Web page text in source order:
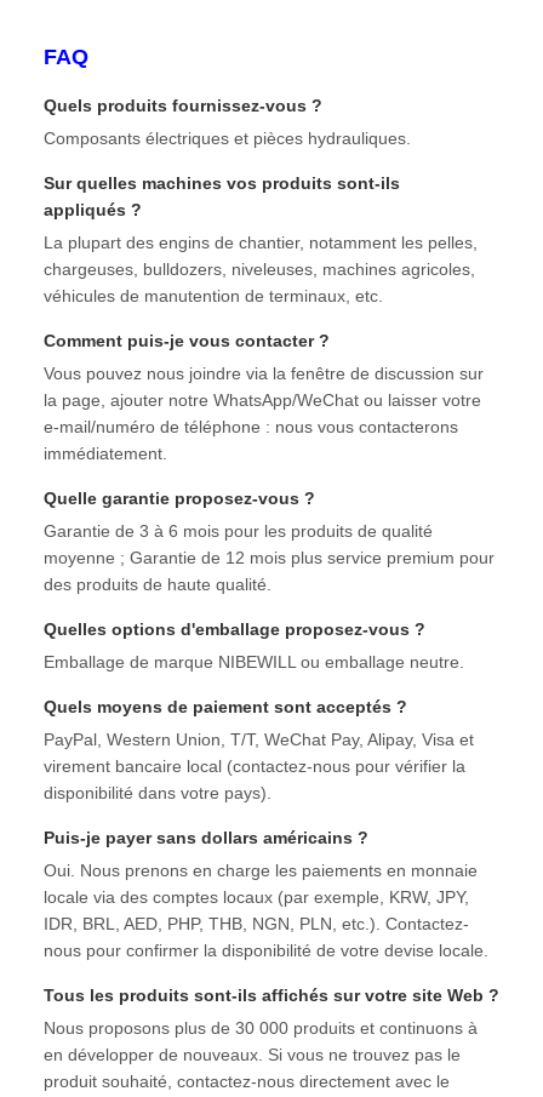
FAQ
Quels produits fournissez-vous ?
Composants électriques et pièces hydrauliques.
Sur quelles machines vos produits sont-ils
appliqués ?
La plupart des engins de chantier, notamment les pelles,
chargeuses, bulldozers, niveleuses, machines agricoles,
véhicules de manutention de terminaux, etc.
Comment puis-je vous contacter ?
Vous pouvez nous joindre via la fenêtre de discussion sur
la page, ajouter notre WhatsApp/WeChat ou laisser votre
e-mail/numéro de téléphone : nous vous contacterons
immédiatement.
Quelle garantie proposez-vous ?
Garantie de 3 à 6 mois pour les produits de qualité
moyenne ; Garantie de 12 mois plus service premium pour
des produits de haute qualité.
Quelles options d'emballage proposez-vous ?
Emballage de marque NIBEWILL ou emballage neutre.
Quels moyens de paiement sont acceptés ?
PayPal, Western Union, T/T, WeChat Pay, Alipay, Visa et
virement bancaire local (contactez-nous pour vérifier la
disponibilité dans votre pays).
Puis-je payer sans dollars américains ?
Oui. Nous prenons en charge les paiements en monnaie
locale via des comptes locaux (par exemple, KRW, JPY,
IDR, BRL, AED, PHP, THB, NGN, PLN, etc.). Contactez-
nous pour confirmer la disponibilité de votre devise locale.
Tous les produits sont-ils affichés sur votre site Web ?
Nous proposons plus de 30 000 produits et continuons à
en développer de nouveaux. Si vous ne trouvez pas le
produit souhaité, contactez-nous directement avec le